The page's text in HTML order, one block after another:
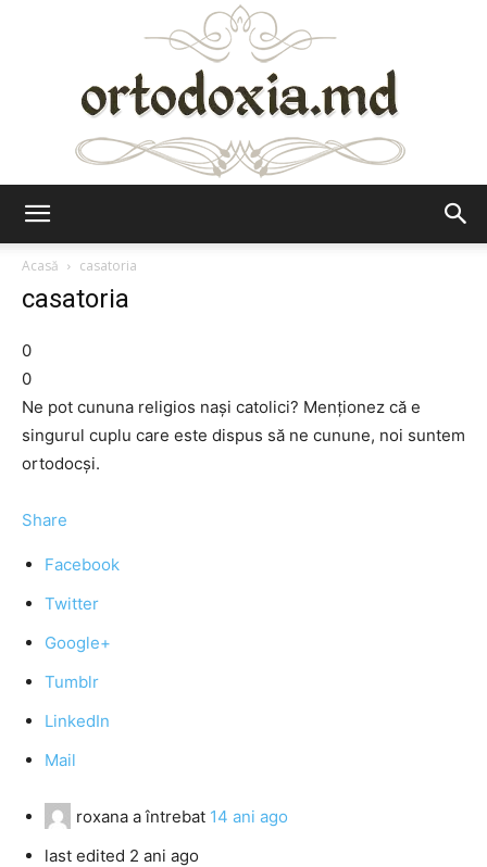
Acasă
casatoria
casatoria
0
0
Ne pot cununa religios naşi catolici? Menţionez că e
singurul cuplu care este dispus să ne cunune, noi suntem
ortodocşi.
Share
Facebook
Twitter
Google+
Tumblr
LinkedIn
Mail
roxana a întrebat 14 ani ago
last edited 2 ani ago